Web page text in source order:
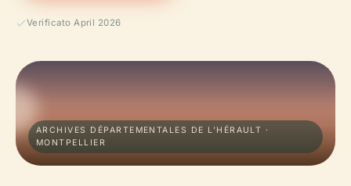
Verificato April 2026
ARCHIVES DÉPARTEMENTALES DE L'HÉRAULT ·
MONTPELLIER